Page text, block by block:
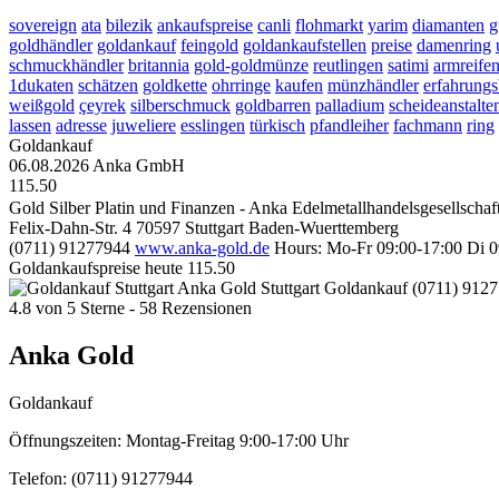
sovereign ata bilezik ankaufspreise canli flohmarkt yarim diamanten
goldhändler goldankauf feingold goldankaufstellen preise damenring
schmuckhändler britannia gold-goldmünze reutlingen satimi armreifen
1dukaten schätzen goldkette ohrringe kaufen münzhändler
weißgold çeyrek silberschmuck goldbarren palladium
lassen adresse juweliere esslingen türkisch pfandleiher fachmann ring
Goldankauf
06.08.2026 Anka GmbH
115.50
Gold Silber Platin und Finanzen - Anka
Felix-Dahn-Str. 4 70597 Stuttgart Baden-Wuerttemberg
(0711) 91277944 www.anka-gold.de Hours: Mo-Fr 09:00-17:00 Di
Goldankaufspreise heute 115.50
Anka Gold Stuttgart Goldankauf (0711)
4.8 von 5 Sterne - 58 Rezensionen
Anka Gold
Goldankauf
Öffnungszeiten: Montag-Freitag 9:00-17:00 Uhr
Telefon: (0711) 91277944